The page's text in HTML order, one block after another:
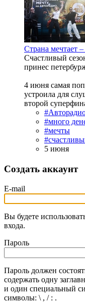
Страна мечтает
Счастливый
принес
4 июня самая
устроила для
второй
#много
#мечты
5 июня
Создать аккаунт
E-mail
Вы будете
входа.
Пароль
Пароль должен
содержать одну
и один специальный
символы: \ , / : .